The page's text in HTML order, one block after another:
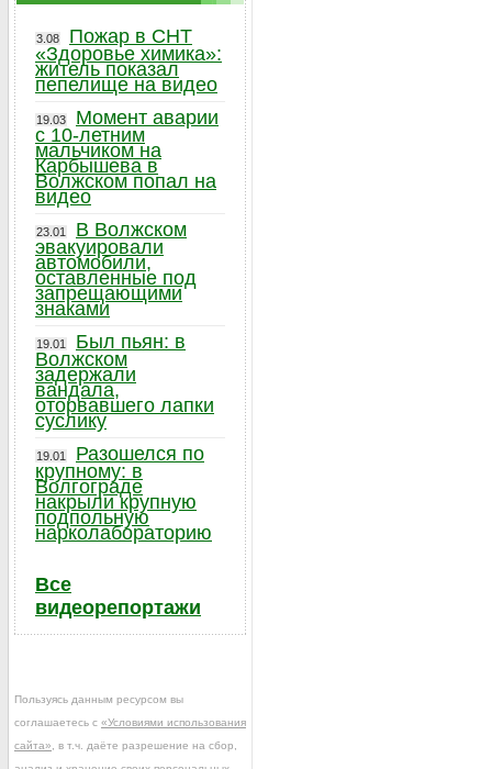
3.08
Пожар в СНТ
«Здоровье химика»:
житель показал
пепелище на видео
19.03
Момент аварии
с 10-летним
мальчиком на
Карбышева в
Волжском попал на
видео
23.01
В Волжском
эвакуировали
автомобили,
оставленные под
запрещающими
знаками
19.01
Был пьян: в
Волжском
задержали
вандала,
оторвавшего лапки
суслику
19.01
Разошелся по
крупному: в
Волгограде
накрыли крупную
подпольную
нарколабораторию
Все
видеорепортажи
Пользуясь данным ресурсом вы
соглашаетесь с «Условиями использования
сайта» , в т.ч. даёте разрешение на сбор,